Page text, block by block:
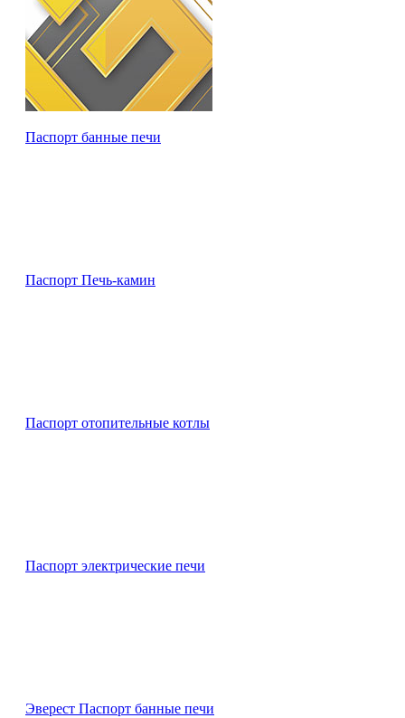
Паспорт банные печи
Паспорт Печь-камин
Паспорт отопительные котлы
Паспорт электрические печи
Эверест Паспорт банные печи